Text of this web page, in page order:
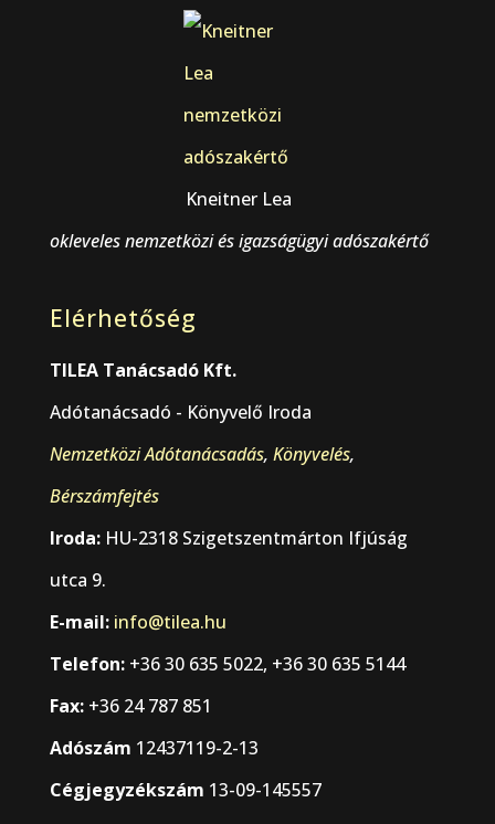
Kneitner Lea
okleveles nemzetközi és igazságügyi adószakértő
Elérhetőség
TILEA Tanácsadó Kft.
Adótanácsadó - Könyvelő Iroda
Nemzetközi Adótanácsadás, Könyvelés,
Bérszámfejtés
Iroda: HU-2318 Szigetszentmárton Ifjúság
utca 9.
E-mail: info@tilea.hu
Telefon:+36 30 635 5022, +36 30 635 5144
Fax:+36 24 787 851
Adószám 12437119-2-13
Cégjegyzékszám 13-09-145557